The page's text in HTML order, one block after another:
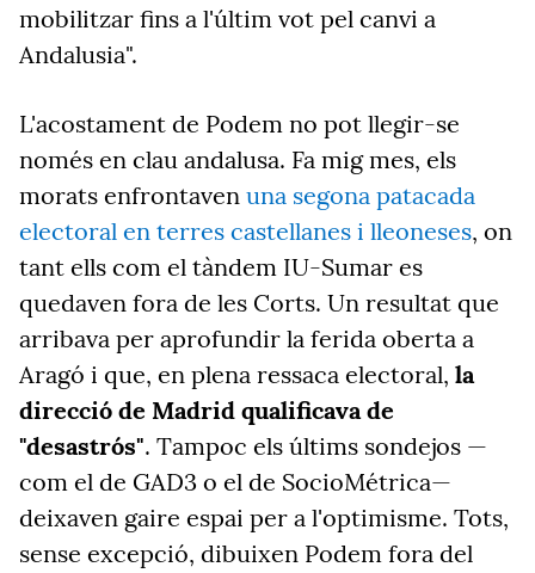
mobilitzar fins a l'últim vot pel canvi a
Andalusia".
L'acostament de Podem no pot llegir-se
només en clau andalusa. Fa mig mes, els
morats enfrontaven una segona patacada
electoral en terres castellanes i lleoneses, on
tant ells com el tàndem IU-Sumar es
quedaven fora de les Corts. Un resultat que
arribava per aprofundir la ferida oberta a
Aragó i que, en plena ressaca electoral, la
direcció de Madrid qualificava de
"desastrós". Tampoc els últims sondejos —
com el de GAD3 o el de SocioMétrica—
deixaven gaire espai per a l'optimisme. Tots,
sense excepció, dibuixen Podem fora del